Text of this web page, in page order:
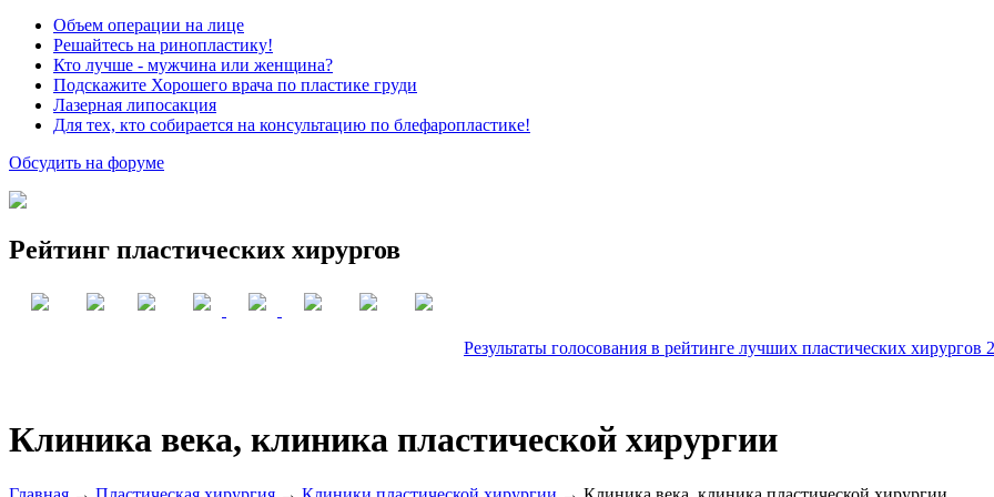
Объем операции на лице
Решайтесь на ринопластику!
Кто лучше - мужчина или женщина?
Подскажите Хорошего врача по пластике груди
Лазерная липосакция
Для тех, кто собирается на консультацию по блефаропластике!
Обсудить на форуме
Рейтинг пластических хирургов
Результаты голосования в рейтинге лучших пластических хирургов
Клиника века, клиника пластической хирургии